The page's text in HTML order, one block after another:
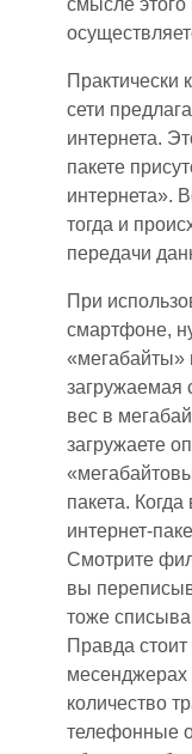
Практически
сети
интернета.
пакете
интернета».
тогда и
передачи
При
смартфоне,
«мегабайты»
загружаемая
вес в
загружаете
пакета. Когда
интернет-
Смотрите
вы
тоже
Правда
месенджерах
количество
телефонные